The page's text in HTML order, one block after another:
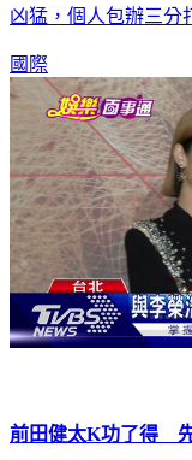
凶猛，個人包辦三分
國際
前田健太K功了得